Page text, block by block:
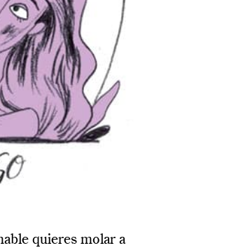
quieres molar a